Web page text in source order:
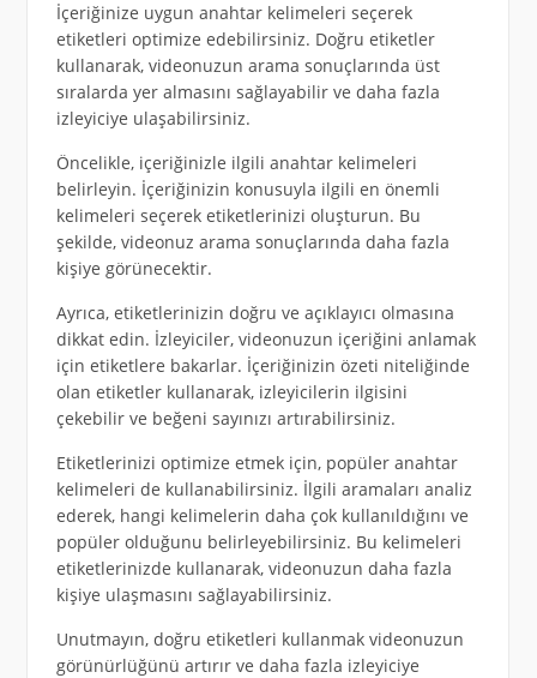
İçeriğinize uygun anahtar kelimeleri seçerek
etiketleri optimize edebilirsiniz. Doğru etiketler
kullanarak, videonuzun arama sonuçlarında üst
sıralarda yer almasını sağlayabilir ve daha fazla
izleyiciye ulaşabilirsiniz.
Öncelikle, içeriğinizle ilgili anahtar kelimeleri
belirleyin. İçeriğinizin konusuyla ilgili en önemli
kelimeleri seçerek etiketlerinizi oluşturun. Bu
şekilde, videonuz arama sonuçlarında daha fazla
kişiye görünecektir.
Ayrıca, etiketlerinizin doğru ve açıklayıcı olmasına
dikkat edin. İzleyiciler, videonuzun içeriğini anlamak
için etiketlere bakarlar. İçeriğinizin özeti niteliğinde
olan etiketler kullanarak, izleyicilerin ilgisini
çekebilir ve beğeni sayınızı artırabilirsiniz.
Etiketlerinizi optimize etmek için, popüler anahtar
kelimeleri de kullanabilirsiniz. İlgili aramaları analiz
ederek, hangi kelimelerin daha çok kullanıldığını ve
popüler olduğunu belirleyebilirsiniz. Bu kelimeleri
etiketlerinizde kullanarak, videonuzun daha fazla
kişiye ulaşmasını sağlayabilirsiniz.
Unutmayın, doğru etiketleri kullanmak videonuzun
görünürlüğünü artırır ve daha fazla izleyiciye